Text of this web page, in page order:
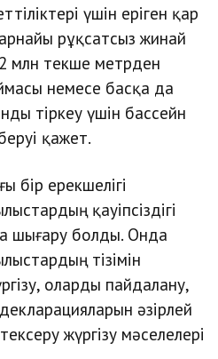
үшін еріген қар
рұқсатсыз жинай
млн текше метрден
немесе басқа да
тіркеу үшін бассейн
қажет.
бір ерекшелігі
қауіпсіздігі
шығару болды. Онда
тізімін
оларды пайдалану,
әзірлей
жүргізу мәселелері